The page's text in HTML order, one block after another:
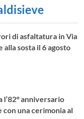
di asfaltatura in Via
sosta il 6 agosto
l’82° anniversario
una cerimonia al